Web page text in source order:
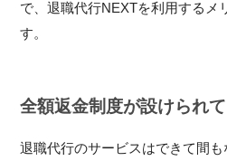
で、退職代行NEXTを利用するメ
す。
全額返金制度が設けられ
退職代行のサービスはできて間も